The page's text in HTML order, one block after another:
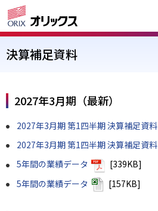
決算補足資料
2027年3月期（最新）
2027年3月期 第1四半期 決算補足資料
2027年3月期 第1四半期 決算補足資料
5年間の業績データ
[339KB]
5年間の業績データ
[157KB]